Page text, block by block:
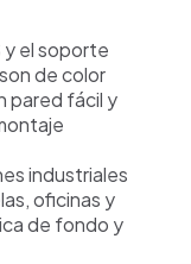
y el soporte
de color
pared fácil y
industriales
oficinas y
de fondo y